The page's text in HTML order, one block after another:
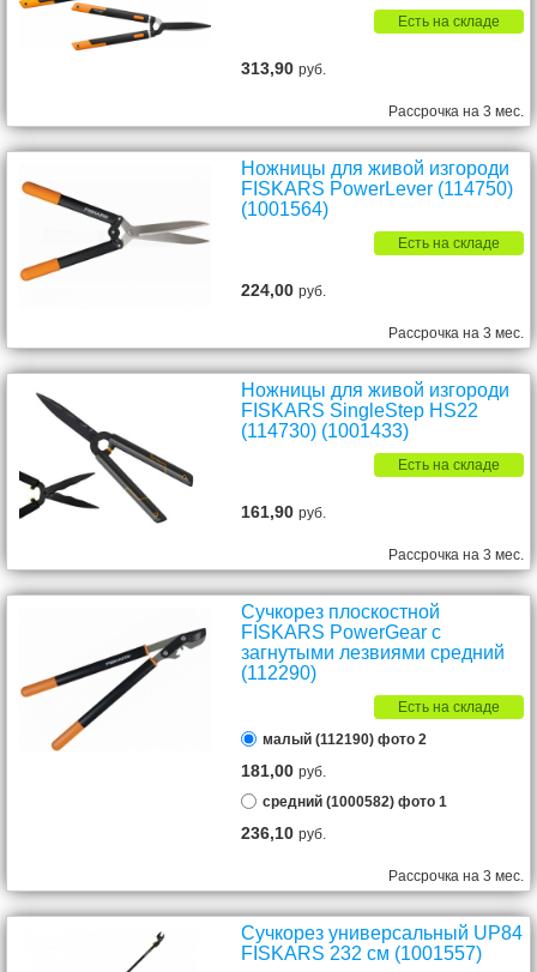
Есть на складе
313,90руб.
Рассрочка на 3 мес.
Ножницы для живой изгороди
FISKARS PowerLever (114750)
(1001564)
Есть на складе
224,00руб.
Рассрочка на 3 мес.
Ножницы для живой изгороди
FISKARS SingleStep HS22
(114730) (1001433)
Есть на складе
161,90руб.
Рассрочка на 3 мес.
Сучкорез плоскостной
FISKARS PowerGear с
загнутыми лезвиями средний
(112290)
Есть на складе
малый (112190) фото 2
181,00руб.
средний (1000582) фото 1
236,10руб.
Рассрочка на 3 мес.
Сучкорез универсальный UP84
FISKARS 232 см (1001557)